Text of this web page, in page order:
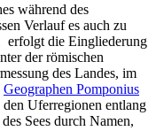
während des
Verlauf es auch zu
erfolgt die Eingliederung
der römischen
des Landes, im
Geographen Pomponius
Uferregionen entlang
Sees durch Namen,